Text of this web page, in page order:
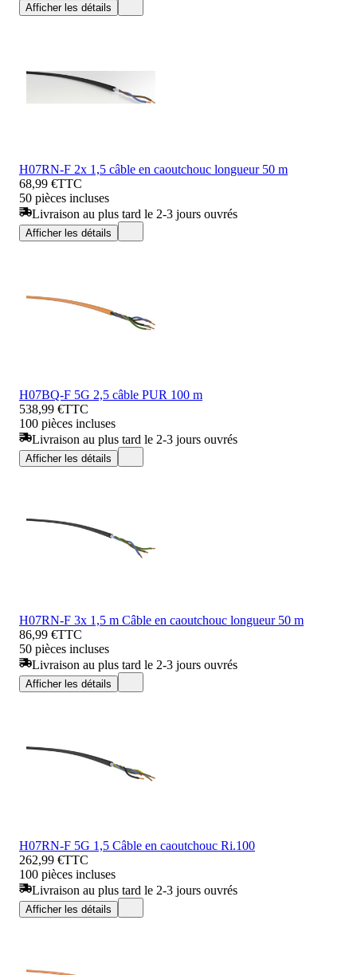
Afficher les détails
H07RN-F 2x 1,5 câble en caoutchouc longueur 50 m
68,99 €TTC
50 pièces incluses
Livraison au plus tard le 2-3 jours ouvrés
Afficher les détails
H07BQ-F 5G 2,5 câble PUR 100 m
538,99 €TTC
100 pièces incluses
Livraison au plus tard le 2-3 jours ouvrés
Afficher les détails
H07RN-F 3x 1,5 m Câble en caoutchouc longueur 50 m
86,99 €TTC
50 pièces incluses
Livraison au plus tard le 2-3 jours ouvrés
Afficher les détails
H07RN-F 5G 1,5 Câble en caoutchouc Ri.100
262,99 €TTC
100 pièces incluses
Livraison au plus tard le 2-3 jours ouvrés
Afficher les détails